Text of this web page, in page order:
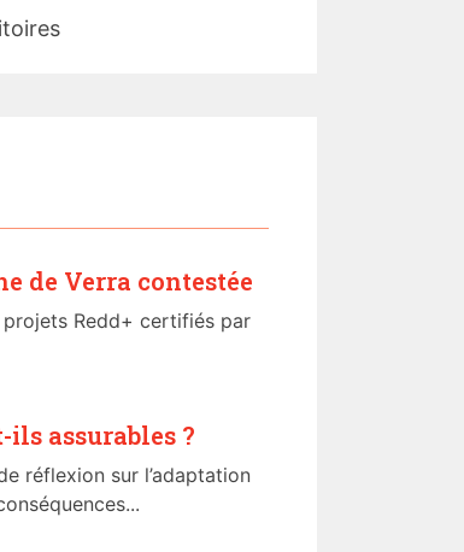
de Verra contestée
Redd+ certifiés par
ils assurables ?
réflexion sur l’adaptation